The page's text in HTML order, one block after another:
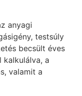
anyagi
testsúly
becsült éves
kalkulálva, a
valamit a